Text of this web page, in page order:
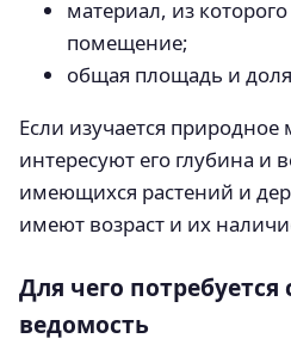
материал, из
помещение;
общая площадь и
Если изучается
интересуют его глубина и
имеющихся растений и
имеют возраст и их
Для чего
ведомость